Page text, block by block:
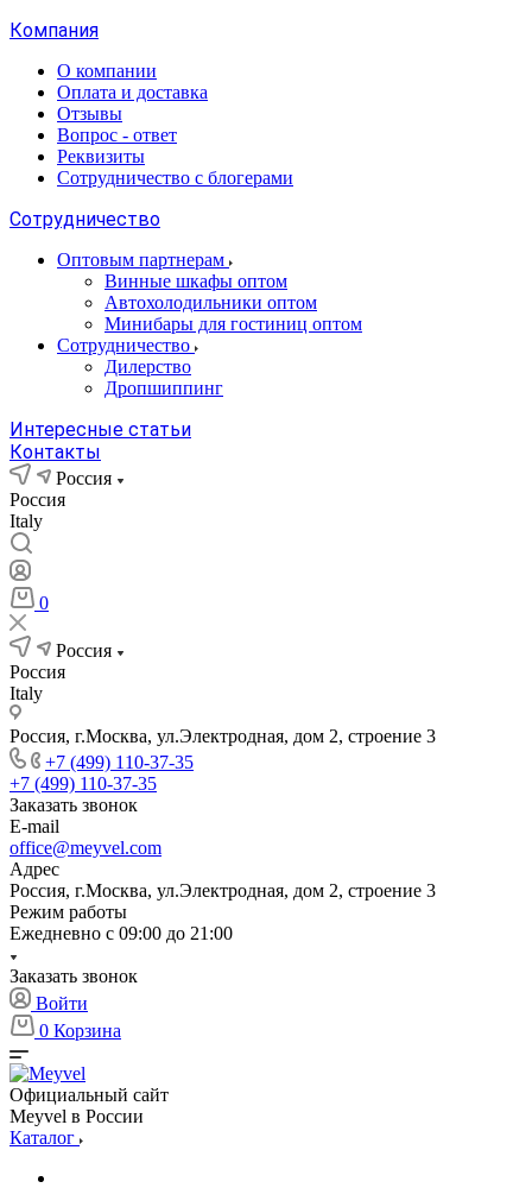
Компания
О компании
Оплата и доставка
Отзывы
Вопрос - ответ
Реквизиты
Сотрудничество с блогерами
Сотрудничество
Оптовым партнерам
Винные шкафы оптом
Автохолодильники оптом
Минибары для гостиниц оптом
Сотрудничество
Дилерство
Дропшиппинг
Интересные статьи
Контакты
Россия
Россия
Italy
0
Россия
Россия
Italy
Россия, г.Москва, ул.Электродная, дом 2, строение 3
+7 (499) 110-37-35
+7 (499) 110-37-35
Заказать звонок
E-mail
office@meyvel.com
Адрес
Россия, г.Москва, ул.Электродная, дом 2, строение 3
Режим работы
Ежедневно с 09:00 до 21:00
Заказать звонок
Войти
0 Корзина
Официальный сайт
Meyvel в России
Каталог